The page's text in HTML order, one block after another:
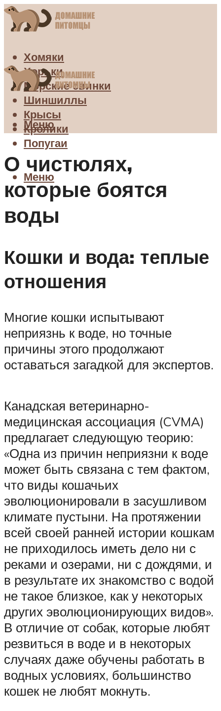
Хомяки
Хорьки
Морские свинки
Шиншиллы
Крысы
Кролики
Попугаи
Меню
Меню
О чистюлях,
которые боятся
воды
Кошки и вода: теплые
отношения
Многие кошки испытывают
неприязнь к воде, но точные
причины этого продолжают
оставаться загадкой для экспертов.
Канадская ветеринарно-
медицинская ассоциация (CVMA)
предлагает следующую теорию:
«Одна из причин неприязни к воде
может быть связана с тем фактом,
что виды кошачьих
эволюционировали в засушливом
климате пустыни. На протяжении
всей своей ранней истории кошкам
не приходилось иметь дело ни с
реками и озерами, ни с дождями, и
в результате их знакомство с водой
не такое близкое, как у некоторых
других эволюционирующих видов».
В отличие от собак, которые любят
резвиться в воде и в некоторых
случаях даже обучены работать в
водных условиях, большинство
кошек не любят мокнуть.